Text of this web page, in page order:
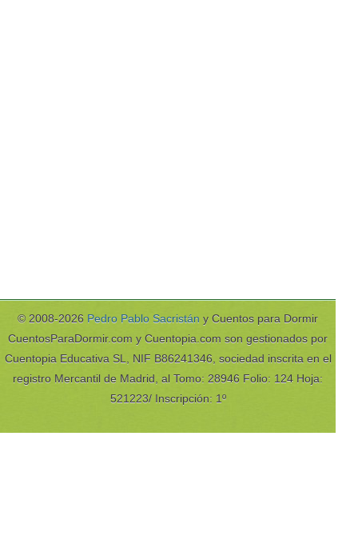
© 2008-2026 Pedro Pablo Sacristán y Cuentos para Dormir
CuentosParaDormir.com y Cuentopia.com son gestionados por
Cuentopia Educativa SL, NIF B86241346, sociedad inscrita en el
registro Mercantil de Madrid, al Tomo: 28946 Folio: 124 Hoja:
521223/ Inscripción: 1º